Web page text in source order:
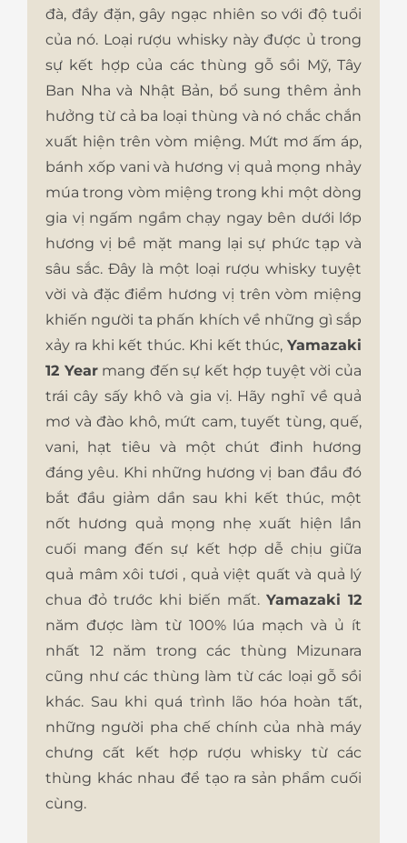
đà, đầy đặn, gây ngạc nhiên so với độ tuổi
của nó. Loại rượu whisky này được ủ trong
sự kết hợp của các thùng gỗ sồi Mỹ, Tây
Ban Nha và Nhật Bản, bổ sung thêm ảnh
hưởng từ cả ba loại thùng và nó chắc chắn
xuất hiện trên vòm miệng. Mứt mơ ấm áp,
bánh xốp vani và hương vị quả mọng nhảy
múa trong vòm miệng trong khi một dòng
gia vị ngấm ngầm chạy ngay bên dưới lớp
hương vị bề mặt mang lại sự phức tạp và
sâu sắc. Đây là một loại rượu whisky tuyệt
vời và đặc điểm hương vị trên vòm miệng
khiến người ta phấn khích về những gì sắp
xảy ra khi kết thúc. Khi kết thúc, Yamazaki
12 Yearmang đến sự kết hợp tuyệt vời của
trái cây sấy khô và gia vị. Hãy nghĩ về quả
mơ và đào khô, mứt cam, tuyết tùng, quế,
vani, hạt tiêu và một chút đinh hương
đáng yêu. Khi những hương vị ban đầu đó
bắt đầu giảm dần sau khi kết thúc, một
nốt hương quả mọng nhẹ xuất hiện lần
cuối mang đến sự kết hợp dễ chịu giữa
quả mâm xôi tươi , quả việt quất và quả lý
chua đỏ trước khi biến mất. Yamazaki 12
năm được làm từ 100% lúa mạch và ủ ít
nhất 12 năm trong các thùng Mizunara
cũng như các thùng làm từ các loại gỗ sồi
khác. Sau khi quá trình lão hóa hoàn tất,
những người pha chế chính của nhà máy
chưng cất kết hợp rượu whisky từ các
thùng khác nhau để tạo ra sản phẩm cuối
cùng.